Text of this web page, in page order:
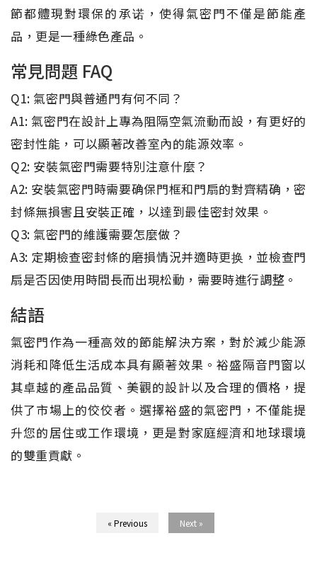
節都體現對環保的承诺，使得氣密門不僅是節能產
品，更是一種綠色產品。
常見問題 FAQ
Q1: 氣密門與普通門有何不同？
A1: 氣密門在設計上專為阻隔空氣流動而設，有更好的
密封性能，可以顯著改善室內的能源效率。
Q2: 安裝氣密門需要特別注意什麼？
A2: 安裝氣密門時需要确保門框和門扇的對齊精确，密
封條無損害且安裝正確，以達到最佳密封效果。
Q3: 氣密門的維護需要怎麼做？
A3: 定期檢查密封條的磨損情況并適時更换，並檢查門
扇是否因使用時間長而出現松動，需要時進行調整。
結語
氣密門作為一種高效的節能解決方案，對於減少能源
消耗和降低生活成本具有顯著效果。裕盛隔音門窗以
其卓越的產品品質、美觀的設計以及合理的價格，提
供了市場上的佼佼者。選擇裕盛的氣密門，不僅能提
升您的居住或工作環境，更是對家庭經濟和地球環境
的雙重貢獻。
« Previous Next »